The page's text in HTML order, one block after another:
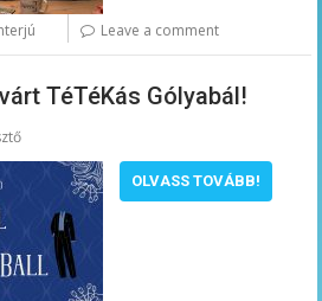
Leave a comment
TéTéKás Gólyabál!
OLVASS TOVÁBB!